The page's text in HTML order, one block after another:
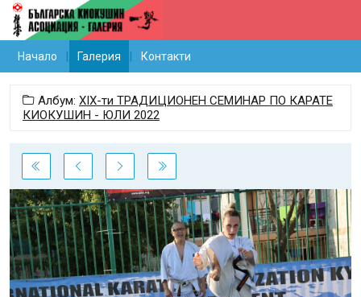
Начало Галерия Контакти
Албум: ХIX-ти ТРАДИЦИОНЕН СЕМИНАР ПО КАРАТЕ
КИОКУШИН - ЮЛИ 2022